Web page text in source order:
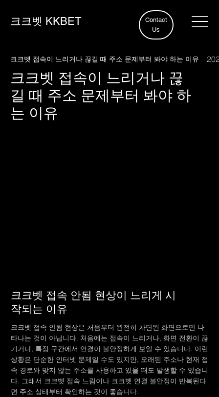
크크벳 KKBET
Contact
Us
크크벳 접속이 느리거나 끊길 때 주소 문제부터 봐야 하는 이유
크크벳 접속이 느리거나 끊
길 때 주소 문제부터 봐야 하
는 이유
크크벳 접속 안됨 현상이 느리게 시
작되는 이유
크크벳 접속 안됨 현상은 처음부터 완전히 차단된 화면으로만 나
타나는 것이 아닙니다. 처음에는 접속이 느리거나, 화면 전환이 끊
기거나, 특정 구간에서 연결이 불안정하게 보일 수 있습니다. 이런
상황은 단순한 인터넷 문제일 수도 있지만, 오래된 주소나 현재 접
속 경로와 맞지 않는 주소를 사용하고 있을 때도 발생할 수 있습니
다. 그래서 크크벳 접속 느림이나 크크벳 연결 불안정이 반복된다
면 주소 상태부터 확인하는 것이 좋습니다.